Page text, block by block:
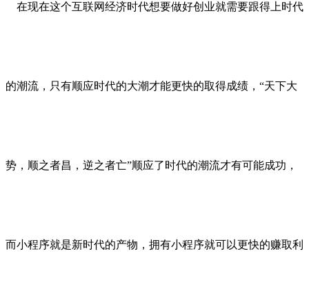
在现在这个互联网经济时代想要做好创业就需要跟得上时代
的潮流，只有顺应时代的大潮才能更快的取得成绩，“天下大
势，顺之者昌，逆之者亡”顺应了时代的潮流才有可能成功，
而小程序就是新时代的产物，拥有小程序就可以更快的赚取利